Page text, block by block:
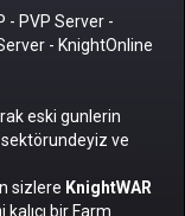
- PVP Server -
- KnightOnline
eski gunlerin
sektörundeyiz ve
sizlere KnightWAR
bir Farm